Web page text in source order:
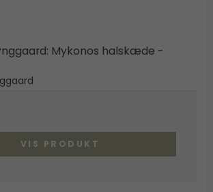
Mykonos halskæde -
VIS PRODUKT